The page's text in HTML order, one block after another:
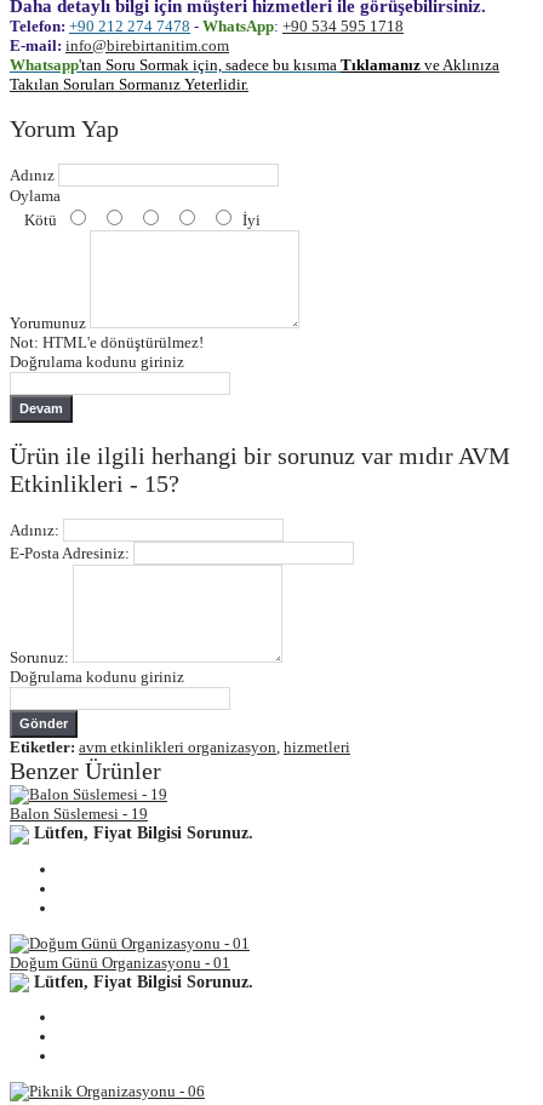
Daha detaylı bilgi için müşteri hizmetleri ile görüşebilirsiniz.
Telefon: +90 212 274 7478 - WhatsApp: +90 534 595 1718
E-mail: info@birebirtanitim.com
Whatsapp'tan Soru Sormak için, sadece bu kısıma Tıklamanız ve Aklınıza
Takılan Soruları Sormanız Yeterlidir.
Yorum Yap
Adınız
Oylama
Kötü
İyi
Yorumunuz
Not: HTML'e dönüştürülmez!
Doğrulama kodunu giriniz
Devam
Ürün ile ilgili herhangi bir sorunuz var mıdır AVM
Etkinlikleri - 15?
Adınız:
E-Posta Adresiniz:
Sorunuz:
Doğrulama kodunu giriniz
Gönder
Etiketler: avm etkinlikleri organizasyon hizmetleri
Benzer Ürünler
Balon Süslemesi - 19
Lütfen, Fiyat Bilgisi Sorunuz.
Doğum Günü Organizasyonu - 01
Lütfen, Fiyat Bilgisi Sorunuz.